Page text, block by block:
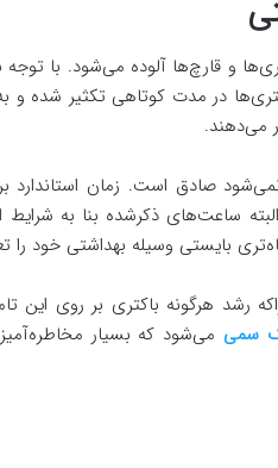
و قارچ‌ها آلوده می‌شود. با
در مدت کوتاهی تکثیر شده و
می‌دهند.
صادق است. زمان استاندارد
البته ساعت‌های ذکرشده بنا به
بایستی وسیله بهداشتی خود را
رشد هرگونه باکتری بر روی این
سمی می‌شود که بسیار